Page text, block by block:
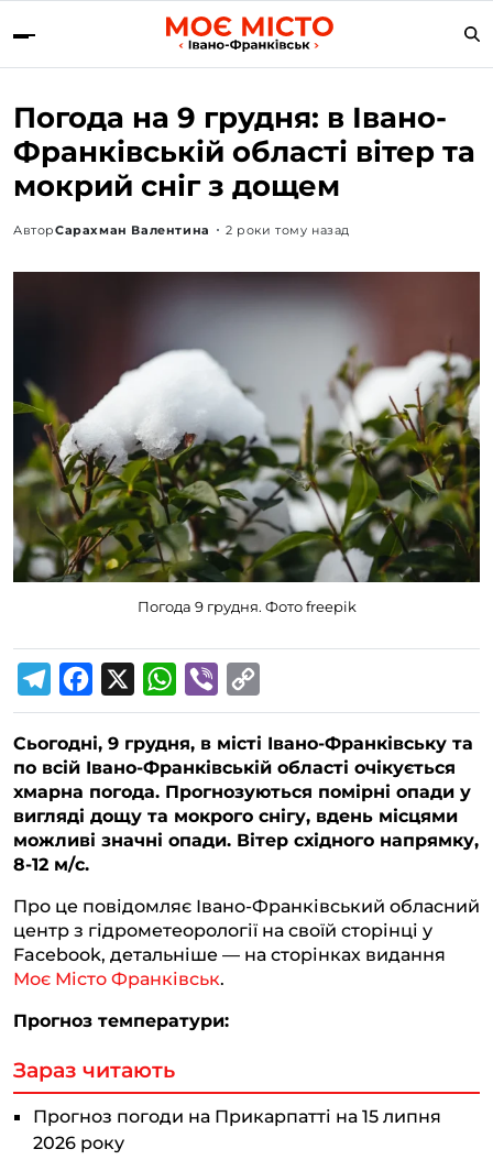
Погода на 9 грудня: в Івано-
Франківській області вітер та
мокрий сніг з дощем
АвторСарахман Валентина 2 роки тому назад
Погода 9 грудня. Фото freepik
e
l
e
g
r
a
m
a
c
e
b
o
k
W
h
a
t
s
A
p
i
b
e
r
o
p
y
L
i
k
Сьогодні, 9 грудня, в місті Івано-Франківську та
по всій Івано-Франківській області очікується
хмарна погода. Прогнозуються помірні опади у
вигляді дощу та мокрого снігу, вдень місцями
можливі значні опади. Вітер східного напрямку,
8-12 м/с.
Про це повідомляє Івано-Франківський обласний
центр з гідрометеорології на своїй сторінці у
Facebook, детальніше — на сторінках видання
Моє Місто Франківськ.
Прогноз температури:
Зараз читають
Прогноз погоди на Прикарпатті на 15 липня
2026 року